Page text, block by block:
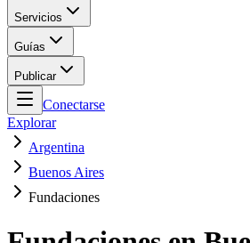
Servicios
Guías
Publicar
Conectarse
Explorar
Argentina
Buenos Aires
Fundaciones